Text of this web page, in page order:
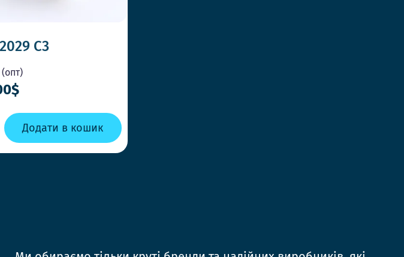
C3
Додати в кошик